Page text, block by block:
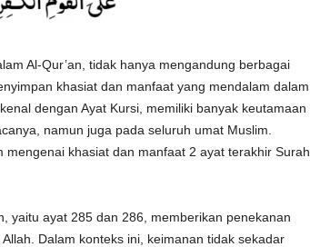
Al-Qur’an, tidak hanya mengandung berbagai
khasiat dan manfaat yang mendalam dalam
dengan Ayat Kursi, memiliki banyak keutamaan
namun juga pada seluruh umat Muslim.
khasiat dan manfaat 2 ayat terakhir Surah
yaitu ayat 285 dan 286, memberikan penekanan
Dalam konteks ini, keimanan tidak sekadar